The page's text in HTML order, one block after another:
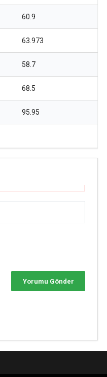
60.9
63.973
58.7
68.5
95.95